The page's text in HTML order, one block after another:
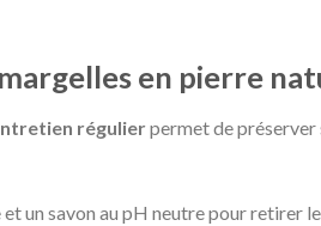
en pierre
régulierpermet de
et un savon au pH neutre pour retirer